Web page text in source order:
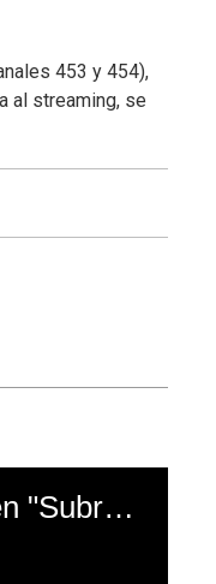
453 y 454),
al streaming, se
El mal momento de Yanina Gasañol con un hincha argentino en "Subrayado"